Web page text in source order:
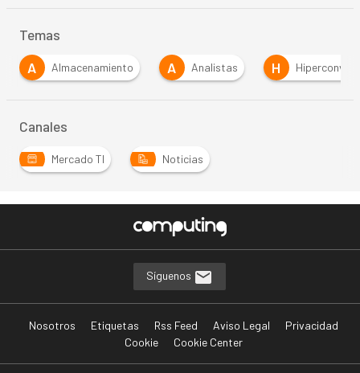
Temas
A
Almacenamiento A Analistas H
Canales
Mercado TI Noticias
Síguenos
Nosotros Etiquetas Rss Feed Aviso Legal
Privacidad
Cookie
Cookie Center